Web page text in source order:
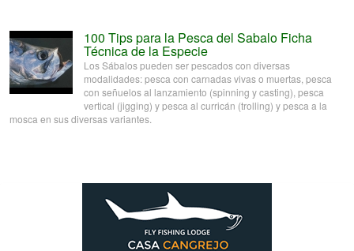
100 Tips para la Pesca del Sabalo Ficha
Técnica de la Especie
Los Sábalos pueden ser pescados con diversas
modalidades: pesca con carnadas vivas o muertas, pesca
con señuelos al lanzamiento (spinning y casting), pesca
vertical (jigging) y pesca al curricán (trolling) y pesca a la
mosca en sus diversas variantes.